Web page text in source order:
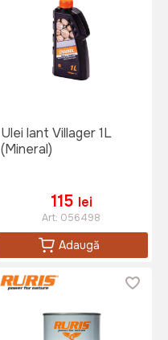
Ulei lant Villager 1L
(Mineral)
115 lei
Art: 056498
Adaugă